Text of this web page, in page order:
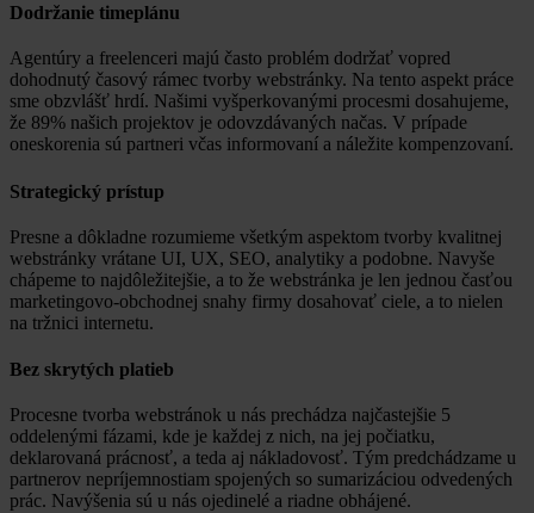
Dodržanie timeplánu
Agentúry a freelenceri majú často problém dodržať vopred
dohodnutý časový rámec tvorby webstránky. Na tento aspekt práce
sme obzvlášť hrdí. Našimi vyšperkovanými procesmi dosahujeme,
že 89% našich projektov je odovzdávaných načas. V prípade
oneskorenia sú partneri včas informovaní a náležite kompenzovaní.
Strategický prístup
Presne a dôkladne rozumieme všetkým aspektom tvorby kvalitnej
webstránky vrátane UI, UX, SEO, analytiky a podobne. Navyše
chápeme to najdôležitejšie, a to že webstránka je len jednou časťou
marketingovo-obchodnej snahy firmy dosahovať ciele, a to nielen
na tržnici internetu.
Bez skrytých platieb
Procesne tvorba webstránok u nás prechádza najčastejšie 5
oddelenými fázami, kde je každej z nich, na jej počiatku,
deklarovaná prácnosť, a teda aj nákladovosť. Tým predchádzame u
partnerov nepríjemnostiam spojených so sumarizáciou odvedených
prác. Navýšenia sú u nás ojedinelé a riadne obhájené.